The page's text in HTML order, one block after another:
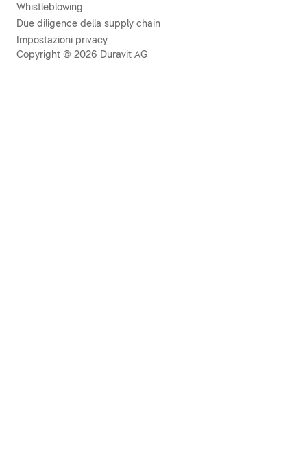
Whistleblowing
Due diligence della supply chain
Impostazioni privacy
Copyright © 2026 Duravit AG